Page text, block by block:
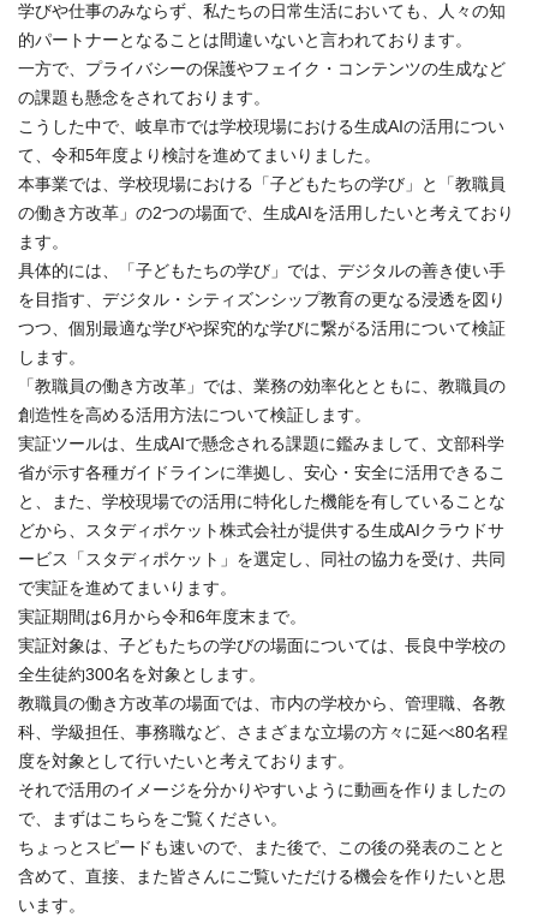
学びや仕事のみならず、私たちの日常生活においても、人々の知
的パートナーとなることは間違いないと言われております。
一方で、プライバシーの保護やフェイク・コンテンツの生成など
の課題も懸念をされております。
こうした中で、岐阜市では学校現場における生成AIの活用につい
て、令和5年度より検討を進めてまいりました。
本事業では、学校現場における「子どもたちの学び」と「教職員
の働き方改革」の2つの場面で、生成AIを活用したいと考えており
ます。
具体的には、「子どもたちの学び」では、デジタルの善き使い手
を目指す、デジタル・シティズンシップ教育の更なる浸透を図り
つつ、個別最適な学びや探究的な学びに繋がる活用について検証
します。
「教職員の働き方改革」では、業務の効率化とともに、教職員の
創造性を高める活用方法について検証します。
実証ツールは、生成AIで懸念される課題に鑑みまして、文部科学
省が示す各種ガイドラインに準拠し、安心・安全に活用できるこ
と、また、学校現場での活用に特化した機能を有していることな
どから、スタディポケット株式会社が提供する生成AIクラウドサ
ービス「スタディポケット」を選定し、同社の協力を受け、共同
で実証を進めてまいります。
実証期間は6月から令和6年度末まで。
実証対象は、子どもたちの学びの場面については、長良中学校の
全生徒約300名を対象とします。
教職員の働き方改革の場面では、市内の学校から、管理職、各教
科、学級担任、事務職など、さまざまな立場の方々に延べ80名程
度を対象として行いたいと考えております。
それで活用のイメージを分かりやすいように動画を作りましたの
で、まずはこちらをご覧ください。
ちょっとスピードも速いので、また後で、この後の発表のことと
含めて、直接、また皆さんにご覧いただける機会を作りたいと思
います。